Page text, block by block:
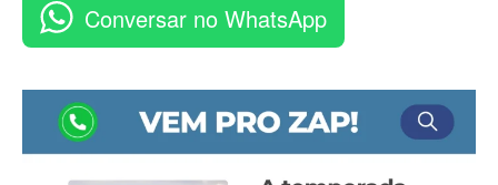
Conversar no WhatsApp